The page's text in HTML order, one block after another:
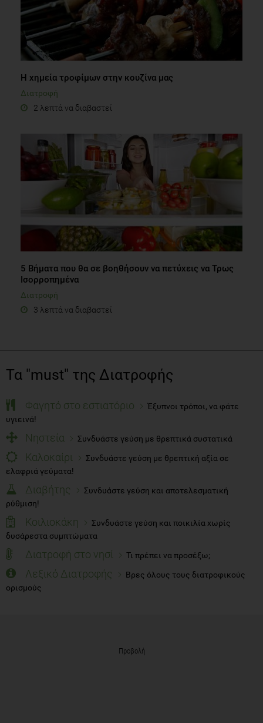
Η χημεία τροφίμων στην κουζίνα μας
Διατροφή
2 λεπτά να διαβαστεί
5 Βήματα που θα σε βοηθήσουν να πετύχεις να Τρως
Ισορροπημένα
Διατροφή
3 λεπτά να διαβαστεί
Τα "must" της Διατροφής
Φαγητό στο εστιατόριο
Έξυπνοι τρόποι, να φάτε
υγιεινά!
Νηστεία Συνδυάστε γεύση με θρεπτικά συστατικά
Καλοκαίρι
Συνδυάστε γεύση με θρεπτική αξία σε
ελαφριά γεύματα!
Διαβήτης
Συνδυάστε γεύση και αποτελεσματική
ρύθμιση!
Κοιλιοκάκη
Συνδυάστε γεύση και ποικιλία χωρίς
δυσάρεστα συμπτώματα
Διατροφή στο νησί Τι πρέπει να προσέξω;
Λεξικό Διατροφής
Βρες όλους τους διατροφικούς
ορισμούς
Προβολή